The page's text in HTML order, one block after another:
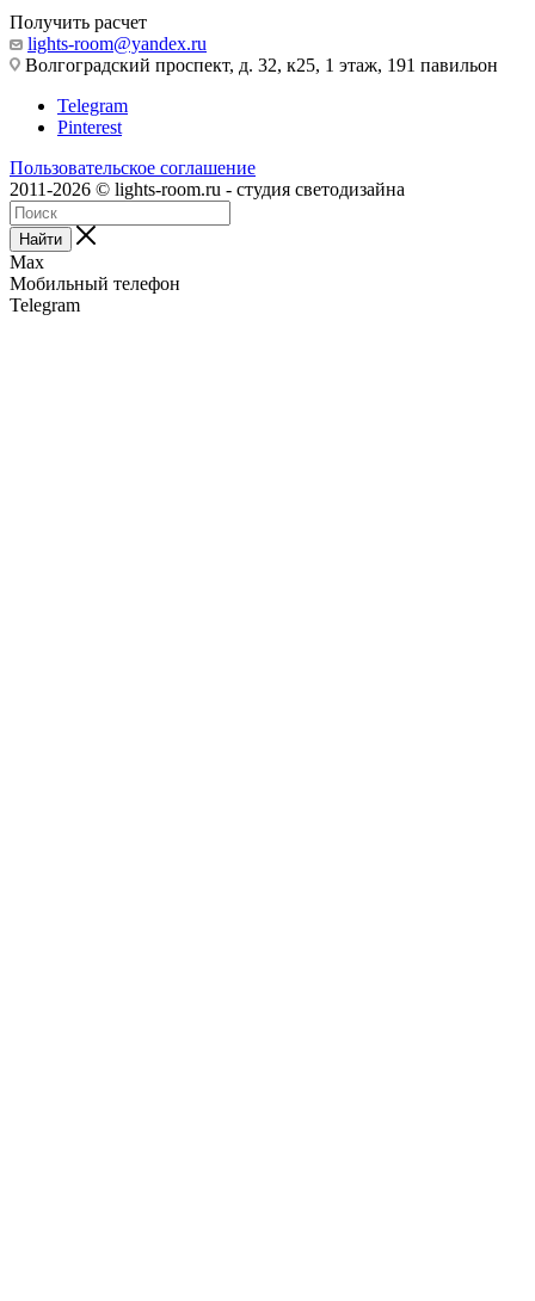
Получить расчет
lights-room@yandex.ru
Волгоградский проспект, д. 32, к25, 1 этаж, 191 павильон
Telegram
Pinterest
Пользовательское соглашение
2011-2026 © lights-room.ru - студия светодизайна
Найти
Max
Мобильный телефон
Telegram